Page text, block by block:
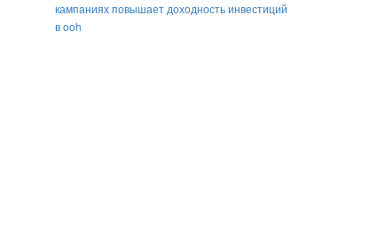
кампаниях повышает доходность инвестиций
в ooh